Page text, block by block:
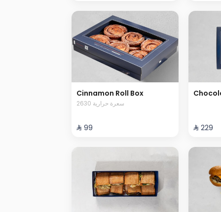
Cinnamon Roll Box
2630 سعرة حرارية
⁨⁦‪‬ 99⁩ ⁨⁦‪‬ 229⁩